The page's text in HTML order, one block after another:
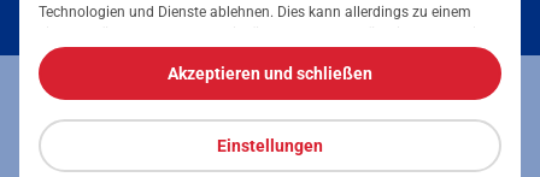
Technologien und Dienste ablehnen. Dies kann allerdings zu einem
jederzeit die volle Kontrolle über Ihre Daten, denn die Auswahl kann
jederzeit geändert werden. Weitere Informationen zur Mainova finden
Sie imImpressumund in denDatenschutzhinweisen.
Einstellungen
Akzeptieren und schließen
Erdgas für Zuhause
Elektromobilität
Energieausweis erstellen
Stromanbieter in Ihrer Region
Podcast
Umzugsmeldung
Impressum Datenschutz Vertrag kündigen
Vertrag widerrufen Barrierefreiheit